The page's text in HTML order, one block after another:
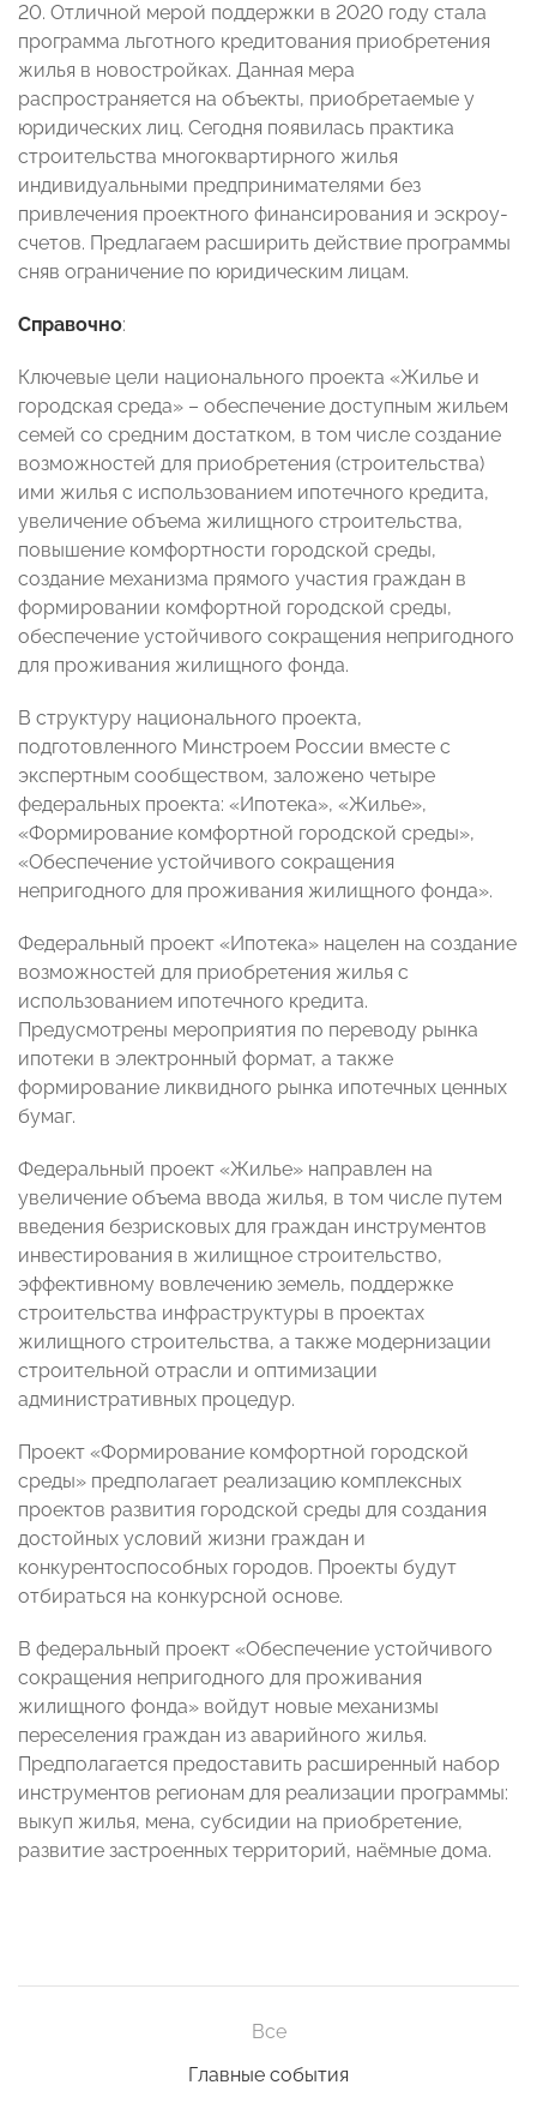
20. Отличной мерой поддержки в 2020 году стала
программа льготного кредитования приобретения
жилья в новостройках. Данная мера
распространяется на объекты, приобретаемые у
юридических лиц. Сегодня появилась практика
строительства многоквартирного жилья
индивидуальными предпринимателями без
привлечения проектного финансирования и эскроу-
счетов. Предлагаем расширить действие программы
сняв ограничение по юридическим лицам.
Справочно:
Ключевые цели национального проекта «Жилье и
городская среда» – обеспечение доступным жильем
семей со средним достатком, в том числе создание
возможностей для приобретения (строительства)
ими жилья с использованием ипотечного кредита,
увеличение объема жилищного строительства,
повышение комфортности городской среды,
создание механизма прямого участия граждан в
формировании комфортной городской среды,
обеспечение устойчивого сокращения непригодного
для проживания жилищного фонда.
В структуру национального проекта,
подготовленного Минстроем России вместе с
экспертным сообществом, заложено четыре
федеральных проекта: «Ипотека», «Жилье»,
«Формирование комфортной городской среды»,
«Обеспечение устойчивого сокращения
непригодного для проживания жилищного фонда».
Федеральный проект «Ипотека» нацелен на создание
возможностей для приобретения жилья с
использованием ипотечного кредита.
Предусмотрены мероприятия по переводу рынка
ипотеки в электронный формат, а также
формирование ликвидного рынка ипотечных ценных
бумаг.
Федеральный проект «Жилье» направлен на
увеличение объема ввода жилья, в том числе путем
введения безрисковых для граждан инструментов
инвестирования в жилищное строительство,
эффективному вовлечению земель, поддержке
строительства инфраструктуры в проектах
жилищного строительства, а также модернизации
строительной отрасли и оптимизации
административных процедур.
Проект «Формирование комфортной городской
среды» предполагает реализацию комплексных
проектов развития городской среды для создания
достойных условий жизни граждан и
конкурентоспособных городов. Проекты будут
отбираться на конкурсной основе.
В федеральный проект «Обеспечение устойчивого
сокращения непригодного для проживания
жилищного фонда» войдут новые механизмы
переселения граждан из аварийного жилья.
Предполагается предоставить расширенный набор
инструментов регионам для реализации программы:
выкуп жилья, мена, субсидии на приобретение,
развитие застроенных территорий, наёмные дома.
Все
Главные события